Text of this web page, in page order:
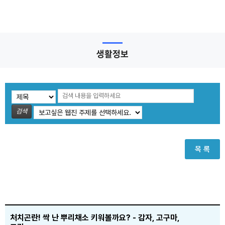
생활정보
검색
목 록
처치곤란! 싹 난 뿌리채소 키워볼까요? - 감자, 고구마,